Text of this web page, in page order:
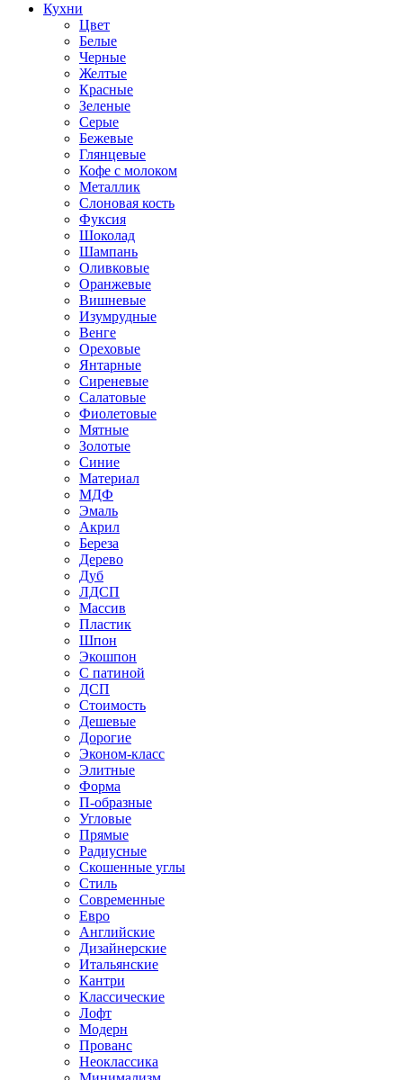
Кухни
Цвет
Белые
Черные
Желтые
Красные
Зеленые
Серые
Бежевые
Глянцевые
Кофе с молоком
Металлик
Слоновая кость
Фуксия
Шоколад
Шампань
Оливковые
Оранжевые
Вишневые
Изумрудные
Венге
Ореховые
Янтарные
Сиреневые
Салатовые
Фиолетовые
Мятные
Золотые
Синие
Материал
МДФ
Эмаль
Акрил
Береза
Дерево
Дуб
ЛДСП
Массив
Пластик
Шпон
Экошпон
С патиной
ДСП
Стоимость
Дешевые
Дорогие
Эконом-класс
Элитные
Форма
П-образные
Угловые
Прямые
Радиусные
Скошенные углы
Стиль
Современные
Евро
Английские
Дизайнерские
Итальянские
Кантри
Классические
Лофт
Модерн
Прованс
Неоклассика